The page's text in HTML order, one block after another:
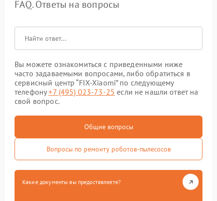
FAQ. Ответы на вопросы
Вы можете ознакомиться с приведенными ниже
часто задаваемыми вопросами, либо обратиться в
сервисный центр “FIX-Xiaomi” по следующему
телефону+7 (495) 023-73-25 если не нашли ответ на
свой вопрос.
Общие вопросы
Вопросы по ремонту роботов-пылесосов
Какие документы вы предоставляете?